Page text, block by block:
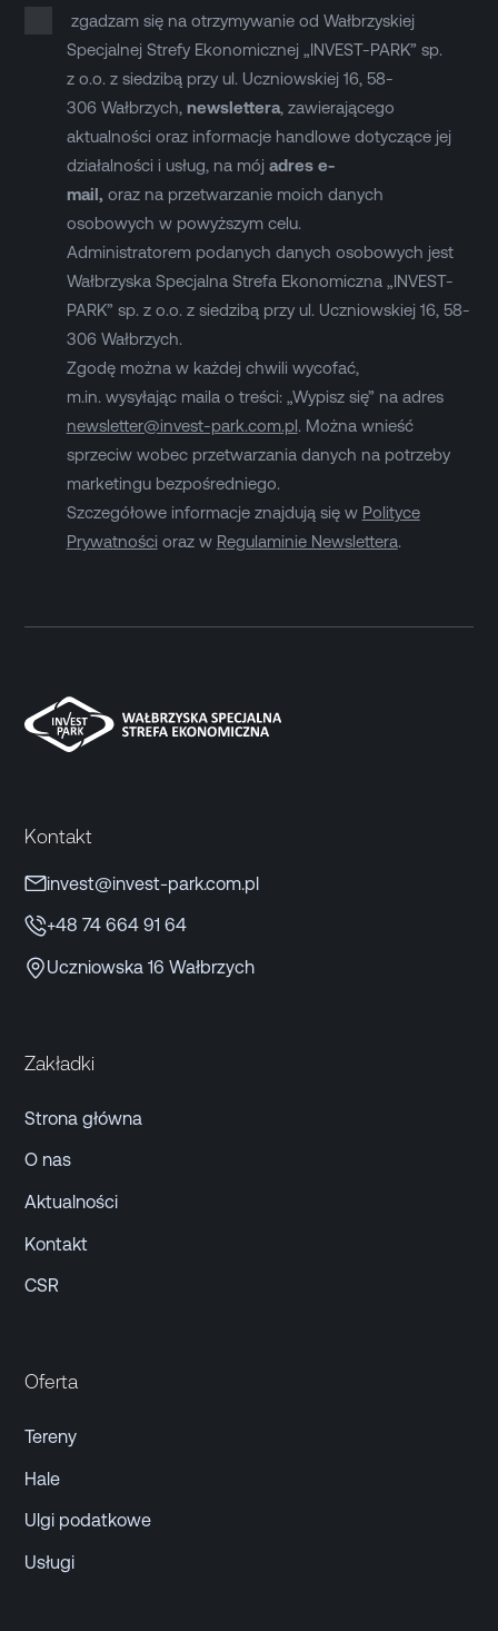
zgadzam się na otrzymywanie od Wałbrzyskiej
Specjalnej Strefy Ekonomicznej „INVEST-PARK” sp.
z o.o. z siedzibą przy ul. Uczniowskiej 16, 58-
306 Wałbrzych, newslettera, zawierającego
aktualności oraz informacje handlowe dotyczące jej
działalności i usług, na mój adres e-
mail, oraz na przetwarzanie moich danych
osobowych w powyższym celu.
Administratorem podanych danych osobowych jest
Wałbrzyska Specjalna Strefa Ekonomiczna „INVEST-
PARK” sp. z o.o. z siedzibą przy ul. Uczniowskiej 16, 58-
306 Wałbrzych.
Zgodę można w każdej chwili wycofać,
m.in. wysyłając maila o treści: „Wypisz się” na adres
newsletter@invest-park.com.pl. Można wnieść
sprzeciw wobec przetwarzania danych na potrzeby
marketingu bezpośredniego.
Szczegółowe informacje znajdują się w Polityce
Prywatności oraz w Regulaminie Newslettera.
Kontakt
invest@invest-park.com.pl
+48 74 664 91 64
Uczniowska 16 Wałbrzych
Zakładki
Strona główna
O nas
Aktualności
Kontakt
CSR
Oferta
Tereny
Hale
Ulgi podatkowe
Usługi